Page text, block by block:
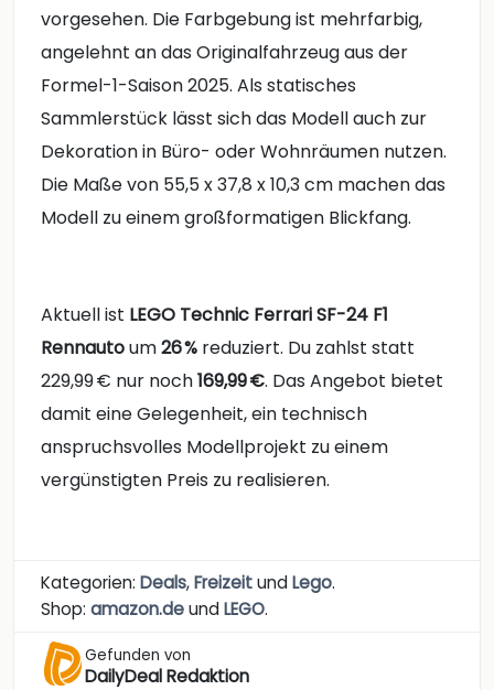
vorgesehen. Die Farbgebung ist mehrfarbig,
angelehnt an das Originalfahrzeug aus der
Formel-1-Saison 2025. Als statisches
Sammlerstück lässt sich das Modell auch zur
Dekoration in Büro- oder Wohnräumen nutzen.
Die Maße von 55,5 x 37,8 x 10,3 cm machen das
Modell zu einem großformatigen Blickfang.
Aktuell ist LEGO Technic Ferrari SF-24 F1
Rennautoum26 % reduziert. Du zahlst statt
229,99 € nur noch169,99 €. Das Angebot bietet
damit eine Gelegenheit, ein technisch
anspruchsvolles Modellprojekt zu einem
vergünstigten Preis zu realisieren.
Kategorien: Deals,FreizeitundLego.
Shop: amazon.deundLEGO.
Gefunden von
DailyDeal Redaktion